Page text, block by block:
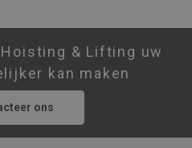
Hoisting & Lifting uw
kan maken
ons